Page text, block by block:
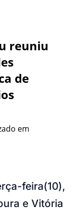
reuniu
de
em
feira(10),
e Vitória